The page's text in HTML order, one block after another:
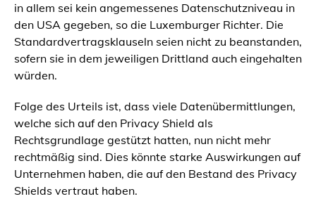
in allem sei kein angemessenes Datenschutzniveau in
den USA gegeben, so die Luxemburger Richter. Die
Standardvertragsklauseln seien nicht zu beanstanden,
sofern sie in dem jeweiligen Drittland auch eingehalten
würden.
Folge des Urteils ist, dass viele Datenübermittlungen,
welche sich auf den Privacy Shield als
Rechtsgrundlage gestützt hatten, nun nicht mehr
rechtmäßig sind. Dies könnte starke Auswirkungen auf
Unternehmen haben, die auf den Bestand des Privacy
Shields vertraut haben.